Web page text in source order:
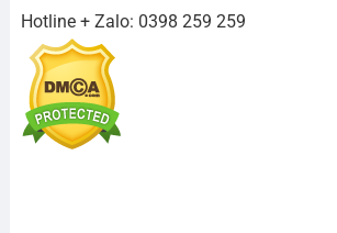
Hotline + Zalo: 0398 259 259